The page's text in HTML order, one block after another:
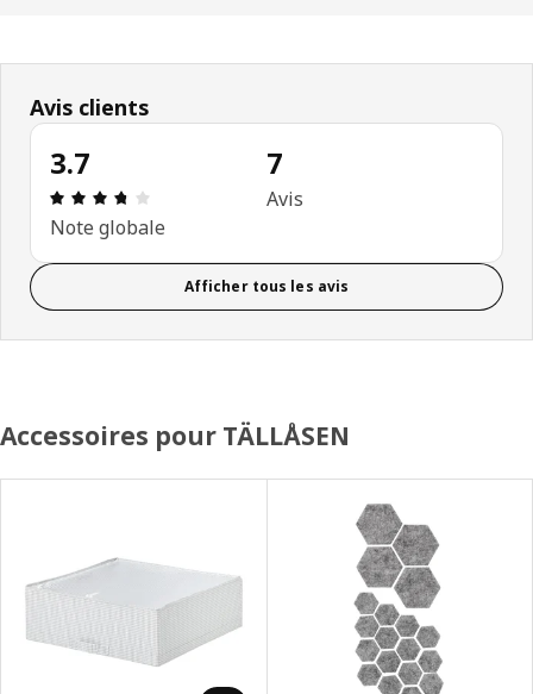
Avis clients
3.7
Avis: 3.7 sur 5 étoiles Nombre total d'avis: 7
Note globale
7
Avis
Afficher tous les avis
Accessoires pour TÄLLÅSEN